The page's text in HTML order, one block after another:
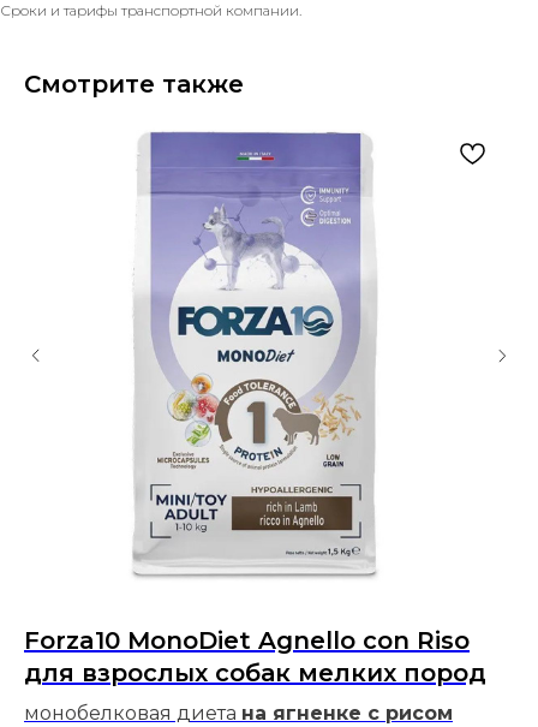
Сроки и тарифы транспортной компании.
Смотрите также
Forza10 MonoDiet Agnello con Riso
для взрослых собак мелких пород
монобелковая диета на ягненке с рисом